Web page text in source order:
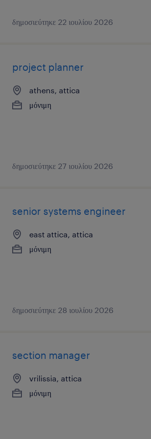
δημοσιεύτηκε 22 ιουλίου 2026
project planner
athens, attica
μόνιμη
δημοσιεύτηκε 27 ιουλίου 2026
senior systems engineer
east attica, attica
μόνιμη
δημοσιεύτηκε 28 ιουλίου 2026
section manager
vrilissia, attica
μόνιμη